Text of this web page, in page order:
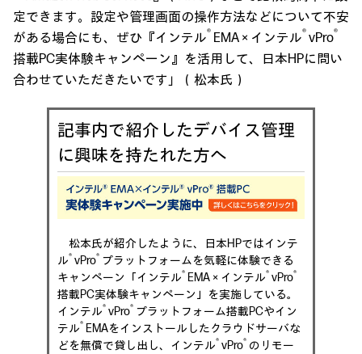
定できます。設定や管理画面の操作方法などについて不安
がある場合にも、ぜひ『インテル® EMA × インテル®vPro®
搭載PC実体験キャンペーン』を活用して、日本HPに問い
合わせていただきたいです」（松本氏）
記事内で紹介したデバイス管理
に興味を持たれた方へ
松本氏が紹介したように、日本HPではインテ
ル®vPro®プラットフォームを気軽に体験できる
キャンペーン「インテル®EMA × インテル®vPro®
搭載PC実体験キャンペーン」を実施している。
インテル®vPro®プラットフォーム搭載PCやイン
テル®EMAをインストールしたクラウドサーバな
どを無償で貸し出し、インテル®vPro®のリモー